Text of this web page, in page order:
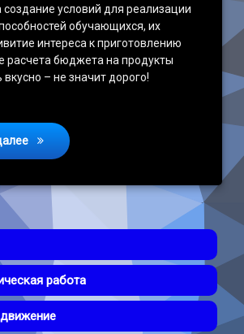
создание условий для реализации
обучающихся, их
интереса к приготовлению
расчета бюджета на продукты
вкусно – не значит дорого!
В кулинарном клубе «Вкусные
работа